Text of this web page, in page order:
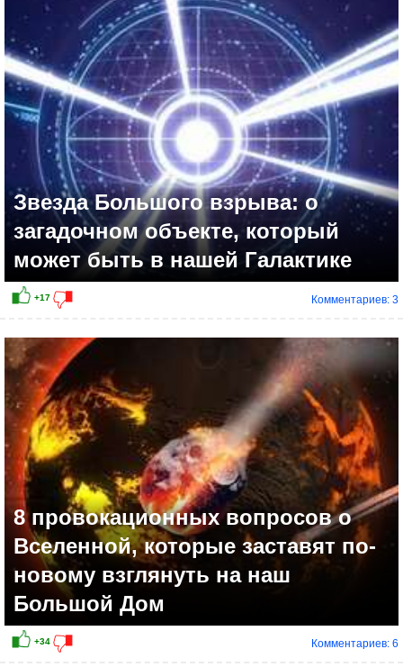
+21
Звезда Большого взрыва: о
загадочном объекте, который
может быть в нашей Галактике
Комментариев: 3
8 провокационных вопросов о
Вселенной, которые заставят по-
новому взглянуть на наш
Большой Дом
Комментариев: 6